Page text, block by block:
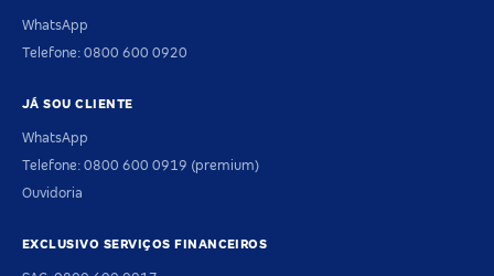
WhatsApp
Telefone: 0800 600 0920
JÁ SOU CLIENTE
WhatsApp
Telefone: 0800 600 0919 (premium)
Ouvidoria
EXCLUSIVO SERVIÇOS FINANCEIROS